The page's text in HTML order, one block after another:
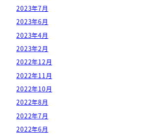
2023年7月
2023年6月
2023年4月
2023年2月
2022年12月
2022年11月
2022年10月
2022年8月
2022年7月
2022年6月